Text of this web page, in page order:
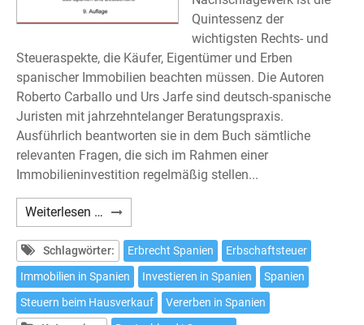
Quintessenz der
wichtigsten Rechts- und
Steueraspekte, die Käufer, Eigentümer und Erben
spanischer Immobilien beachten müssen. Die Autoren
Roberto Carballo und Urs Jarfe sind deutsch-spanische
Juristen mit jahrzehntelanger Beratungspraxis.
Ausführlich beantworten sie in dem Buch sämtliche
relevanten Fragen, die sich im Rahmen einer
Immobilieninvestition regelmäßig stellen...
Weiterlesen … Carballo/Hoffmann/Jarfe:
Immobilien
in
Spanien
–
Neunte
Schlagwörter: Erbrecht Spanien
Erbschaftsteuer
Immobilien in Spanien
Investieren in Spanien
Spanien
Steuern beim Hausverkauf
Vererben in Spanien